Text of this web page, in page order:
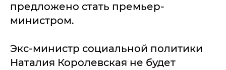
предложено стать премьер-
министром.
Экс-министр социальной политики
Наталия Королевская не будет